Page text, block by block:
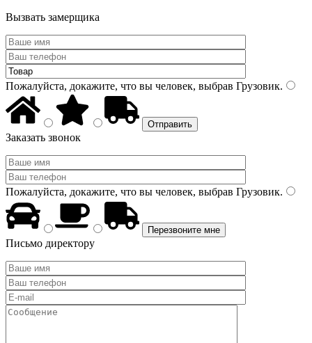
Вызвать замерщика
Пожалуйста, докажите, что вы человек, выбрав Грузовик.
Заказать звонок
Пожалуйста, докажите, что вы человек, выбрав Грузовик.
Письмо директору